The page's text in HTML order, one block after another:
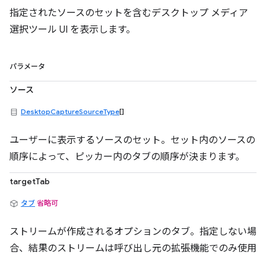
指定されたソースのセットを含むデスクトップ メディア
選択ツール UI を表示します。
パラメータ
ソース
DesktopCaptureSourceType[]
ユーザーに表示するソースのセット。セット内のソースの
順序によって、ピッカー内のタブの順序が決まります。
targetTab
タブ 省略可
ストリームが作成されるオプションのタブ。指定しない場
合、結果のストリームは呼び出し元の拡張機能でのみ使用